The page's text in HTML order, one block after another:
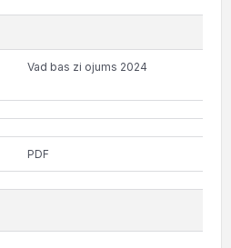
Vad bas zi ojums 2024
PDF